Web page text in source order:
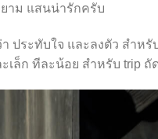
ยาม แสนน่ารักครับ
ประทับใจ และลงตัว สำห
เล็ก ทีละน้อย สำหรับ trip ถั